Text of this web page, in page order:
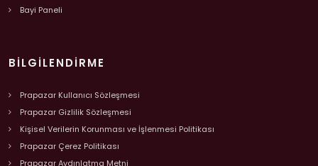
Bayi Paneli
BILGILENDIRME
Prapazar Kullanıcı Sözleşmesi
Prapazar Gizlilik Sözleşmesi
Kişisel Verilerin Korunması ve İşlenmesi Politikası
Prapazar Çerez Politikası
Prapazar Aydınlatma Metni